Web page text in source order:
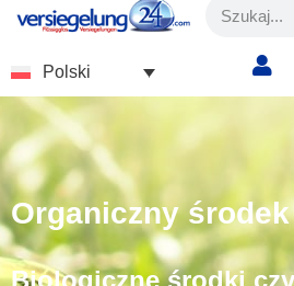
Polski
Organiczny